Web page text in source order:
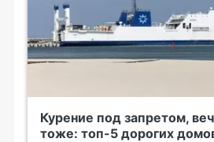
Курение под запретом,
тоже: топ-5 дорогих